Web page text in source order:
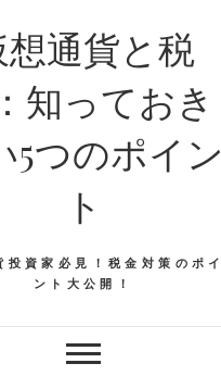
想通貨と税
知っておき
5つのポイン
ト
投資家必見！税金対策のポイ
ント大公開！